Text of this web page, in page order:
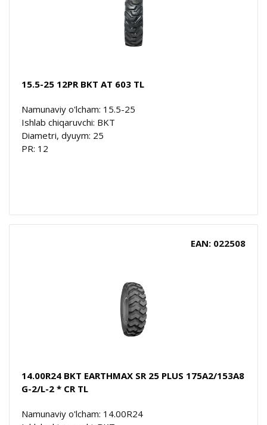
15.5-25 12PR BKT AT 603 TL
Namunaviy o'lcham: 15.5-25
Ishlab chiqaruvchi: BKT
Diametri, dyuym: 25
PR: 12
EAN: 022508
14.00R24 BKT EARTHMAX SR 25 PLUS 175A2/153A8
G-2/L-2 * CR TL
Namunaviy o'lcham: 14.00R24